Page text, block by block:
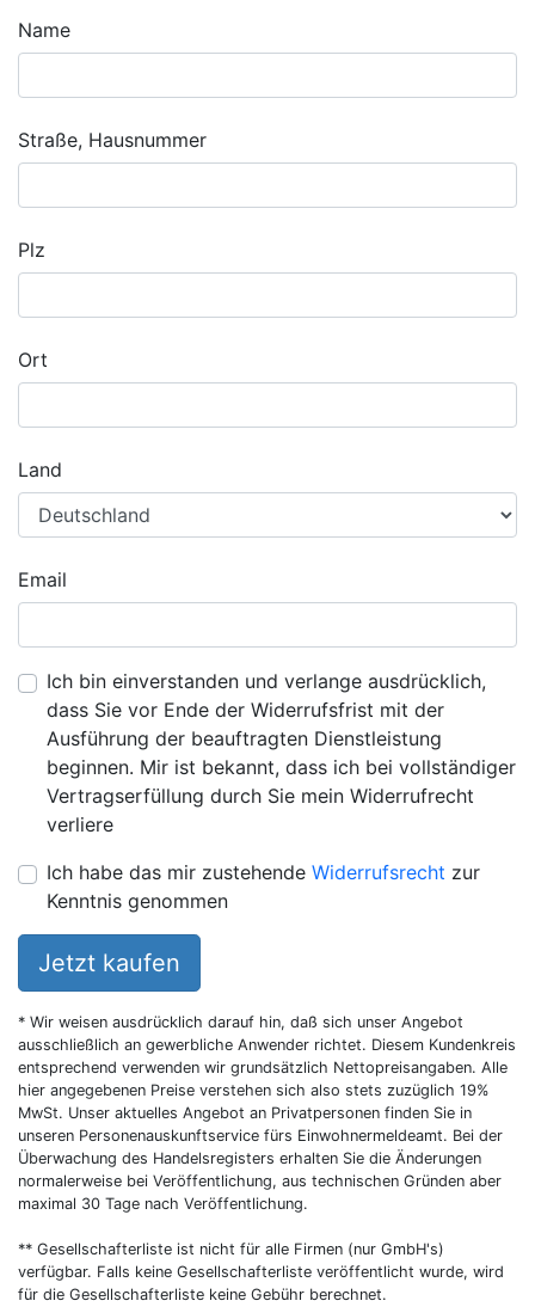
Name
Straße, Hausnummer
Plz
Ort
Land
Email
Ich bin einverstanden und verlange ausdrücklich,
dass Sie vor Ende der Widerrufsfrist mit der
Ausführung der beauftragten Dienstleistung
beginnen. Mir ist bekannt, dass ich bei vollständiger
Vertragserfüllung durch Sie mein Widerrufrecht
verliere
Ich habe das mir zustehende Widerrufsrecht zur
Kenntnis genommen
Jetzt kaufen
* Wir weisen ausdrücklich darauf hin, daß sich unser Angebot
ausschließlich an gewerbliche Anwender richtet. Diesem Kundenkreis
entsprechend verwenden wir grundsätzlich Nettopreisangaben. Alle
hier angegebenen Preise verstehen sich also stets zuzüglich 19%
MwSt. Unser aktuelles Angebot an Privatpersonen finden Sie in
unseren Personenauskunftservice fürs Einwohnermeldeamt. Bei der
Überwachung des Handelsregisters erhalten Sie die Änderungen
normalerweise bei Veröffentlichung, aus technischen Gründen aber
maximal 30 Tage nach Veröffentlichung.
** Gesellschafterliste ist nicht für alle Firmen (nur GmbH's)
verfügbar. Falls keine Gesellschafterliste veröffentlicht wurde, wird
für die Gesellschafterliste keine Gebühr berechnet.